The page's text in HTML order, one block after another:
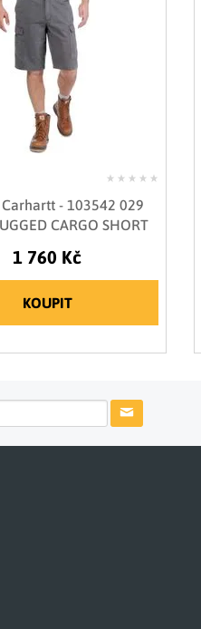
- 103542 029
CARGO SHORT
1 760 Kč
KOUPIT